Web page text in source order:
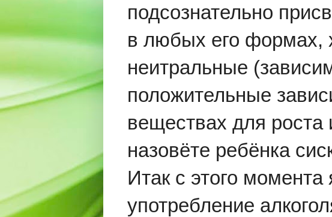
подсознательно
в любых его формах,
неитральные
положительные
веществах для
назовёте ребёнка
Итак с этого
употребление